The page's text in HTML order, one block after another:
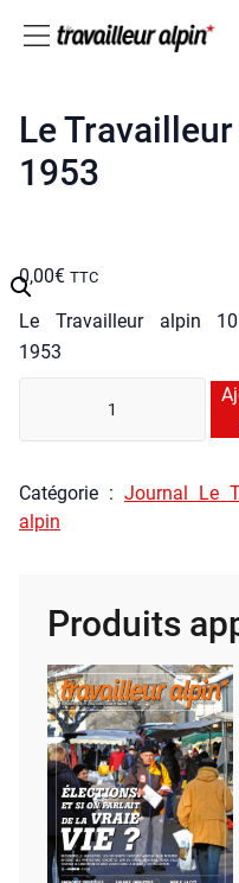
Le
1953
0,00€ TTC
Le Tra­vailleur alpin
1953
té
Le
Tra­
1953
Caté­go­rie : Jour­nal Le
alpin
Produits